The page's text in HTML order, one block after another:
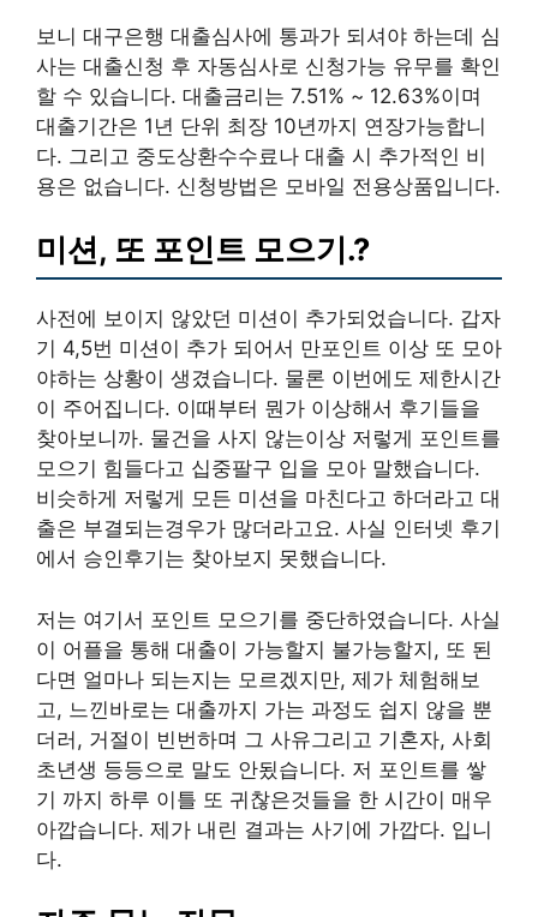
보니 대구은행 대출심사에 통과가 되셔야 하는데 심
사는 대출신청 후 자동심사로 신청가능 유무를 확인
할 수 있습니다. 대출금리는 7.51% ~ 12.63%이며
대출기간은 1년 단위 최장 10년까지 연장가능합니
다. 그리고 중도상환수수료나 대출 시 추가적인 비
용은 없습니다. 신청방법은 모바일 전용상품입니다.
미션, 또 포인트 모으기.?
사전에 보이지 않았던 미션이 추가되었습니다. 갑자
기 4,5번 미션이 추가 되어서 만포인트 이상 또 모아
야하는 상황이 생겼습니다. 물론 이번에도 제한시간
이 주어집니다. 이때부터 뭔가 이상해서 후기들을
찾아보니까. 물건을 사지 않는이상 저렇게 포인트를
모으기 힘들다고 십중팔구 입을 모아 말했습니다.
비슷하게 저렇게 모든 미션을 마친다고 하더라고 대
출은 부결되는경우가 많더라고요. 사실 인터넷 후기
에서 승인후기는 찾아보지 못했습니다.
저는 여기서 포인트 모으기를 중단하였습니다. 사실
이 어플을 통해 대출이 가능할지 불가능할지, 또 된
다면 얼마나 되는지는 모르겠지만, 제가 체험해보
고, 느낀바로는 대출까지 가는 과정도 쉽지 않을 뿐
더러, 거절이 빈번하며 그 사유그리고 기혼자, 사회
초년생 등등으로 말도 안됬습니다. 저 포인트를 쌓
기 까지 하루 이틀 또 귀찮은것들을 한 시간이 매우
아깝습니다. 제가 내린 결과는 사기에 가깝다. 입니
다.